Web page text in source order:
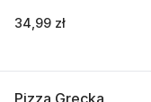
34,99 zł
Pizza Grecka